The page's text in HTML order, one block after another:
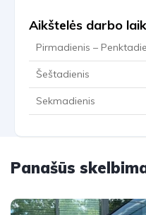
Aikštelės darbo
Pirmadienis –
Šeštadienis
Sekmadienis
Panašūs